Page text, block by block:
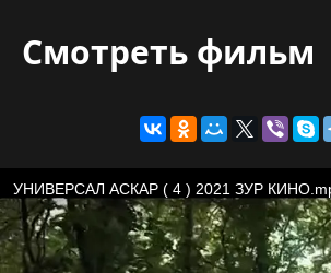
Смотреть фильм